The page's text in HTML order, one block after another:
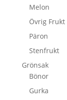
Melon
Övrig Frukt
Päron
Stenfrukt
Grönsak
Bönor
Gurka